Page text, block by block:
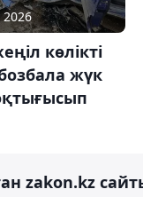
көлікті
жүк
zakon.kz